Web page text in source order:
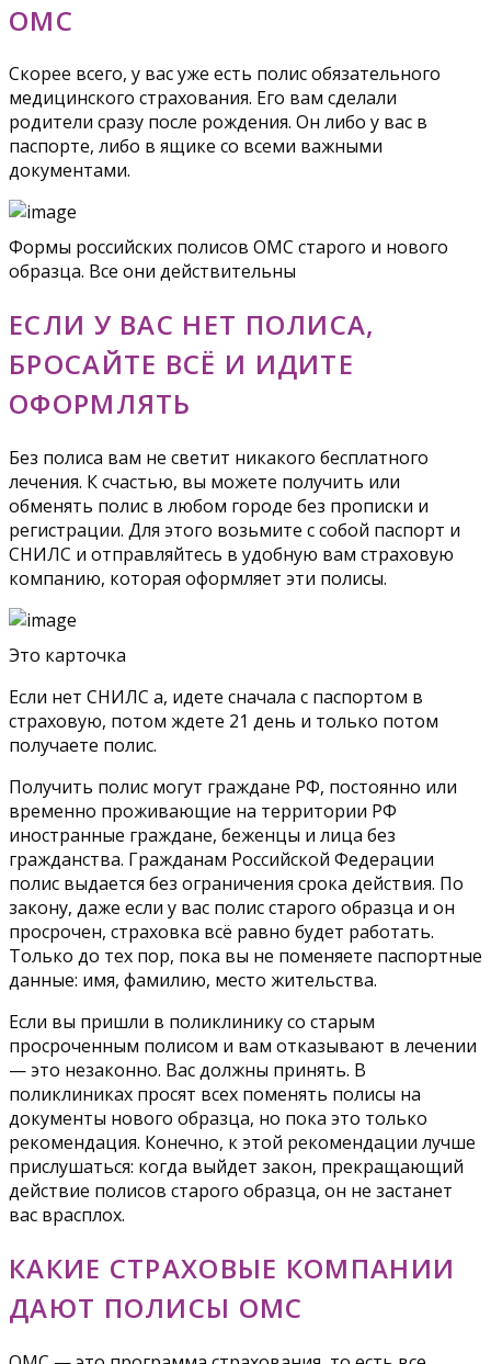
ОМС
Скорее всего, у вас уже есть полис обязательного
медицинского страхования. Его вам сделали
родители сразу после рождения. Он либо у вас в
паспорте, либо в ящике со всеми важными
документами.
Формы российских полисов ОМС старого и нового
образца. Все они действительны
ЕСЛИ У ВАС НЕТ ПОЛИСА,
БРОСАЙТЕ ВСЁ И ИДИТЕ
ОФОРМЛЯТЬ
Без полиса вам не светит никакого бесплатного
лечения. К счастью, вы можете получить или
обменять полис в любом городе без прописки и
регистрации. Для этого возьмите с собой паспорт и
СНИЛС и отправляйтесь в удобную вам страховую
компанию, которая оформляет эти полисы.
Это карточка
Если нет СНИЛС а, идете сначала с паспортом в
страховую, потом ждете 21 день и только потом
получаете полис.
Получить полис могут граждане РФ, постоянно или
временно проживающие на территории РФ
иностранные граждане, беженцы и лица без
гражданства. Гражданам Российской Федерации
полис выдается без ограничения срока действия. По
закону, даже если у вас полис старого образца и он
просрочен, страховка всё равно будет работать.
Только до тех пор, пока вы не поменяете паспортные
данные: имя, фамилию, место жительства.
Если вы пришли в поликлинику со старым
просроченным полисом и вам отказывают в лечении
— это незаконно. Вас должны принять. В
поликлиниках просят всех поменять полисы на
документы нового образца, но пока это только
рекомендация. Конечно, к этой рекомендации лучше
прислушаться: когда выйдет закон, прекращающий
действие полисов старого образца, он не застанет
вас врасплох.
КАКИЕ СТРАХОВЫЕ КОМПАНИИ
ДАЮТ ПОЛИСЫ ОМС